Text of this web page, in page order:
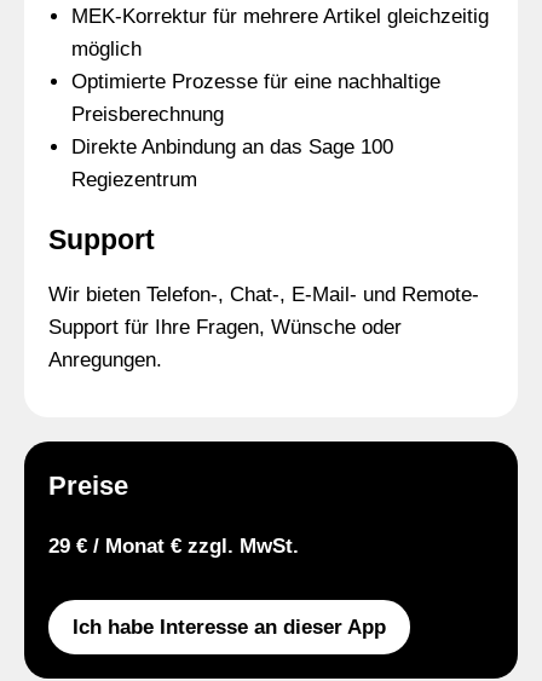
MEK-Korrektur für mehrere Artikel gleichzeitig
möglich
Optimierte Prozesse für eine nachhaltige
Preisberechnung
Direkte Anbindung an das Sage 100
Regiezentrum
Support
Wir bieten Telefon-, Chat-, E-Mail- und Remote-
Support für Ihre Fragen, Wünsche oder
Anregungen.
Preise
29 € / Monat € zzgl. MwSt.
Ich habe Interesse an dieser App